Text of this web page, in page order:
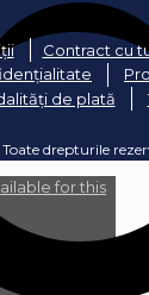
Contract cu
de plată
drepturile
for this